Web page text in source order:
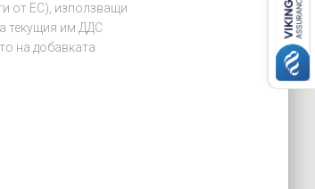
от ЕС), използващи
текущия им ДДС
на добавката